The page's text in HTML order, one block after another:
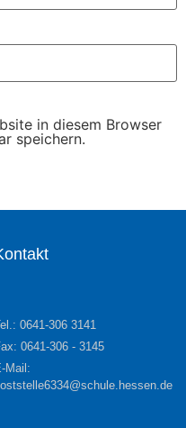
in diesem Browser
speichern.
0641-306 3141
0641-306 - 3145
Mail: